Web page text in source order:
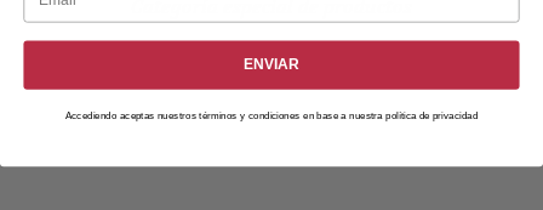
ENVIAR
Accediendo aceptas nuestros términos y condiciones en base a nuestra política de privacidad